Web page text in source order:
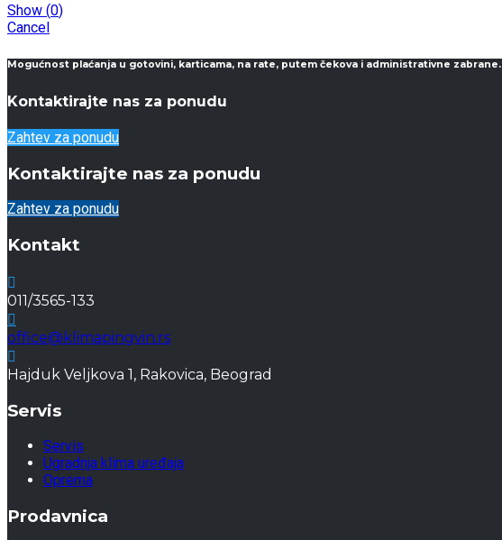
Show (0)
Cancel
Mogućnost plaćanja u gotovini, karticama, na rate, putem čekova i administrativne zabrane.
Kontaktirajte nas za ponudu
Zahtev za ponudu
Kontaktirajte nas za ponudu
Zahtev za ponudu
Kontakt
011/3565-133
office@klimapingvin.rs
Hajduk Veljkova 1, Rakovica, Beograd
Servis
Servis
Ugradnja klima uređaja
Oprema
Prodavnica